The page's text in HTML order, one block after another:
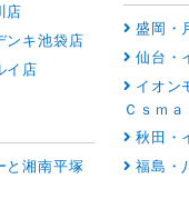
店
ンキ池袋店
イ店
と湘南平塚
盛岡・
仙台・
イオン
Ｃｓｍａ
秋田・
福島・